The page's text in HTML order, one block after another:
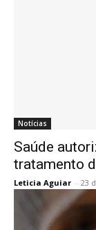
Notícias
Saúde
tratamento
Leticia Aguiar - 23